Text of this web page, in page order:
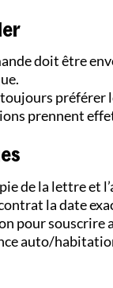
doit être
toujours préférer
prennent
de la lettre et
la date
pour souscrire
auto/